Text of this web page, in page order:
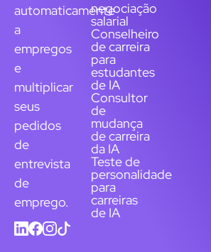
automaticamente
a
empregos
e
multiplicar
seus
pedidos
de
entrevista
de
emprego.
negociação
salarial
Conselheiro
de carreira
para
estudantes
de IA
Consultor
de
mudança
de carreira
da IA
Teste de
personalidade
para
carreiras
de IA